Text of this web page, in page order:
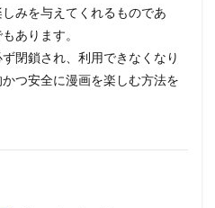
みを与えてくれるものであ
あります。
閉鎖され、利用できなくなり
つ安全に漫画を楽しむ方法を